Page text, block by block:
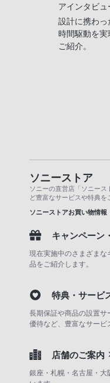
アインタビュ
設計に携わ
時間駆動を
ご紹介。
ソニーストア
ソニーの直営店「ソニース
ど豊富なサービスや特典を
ソニーストアお買い物情報
キャンペーン
現在実施中のさまざま
品をご紹介します。
特典・サービ
長期保証や商品の設置
優待など、豊富なサービ
店舗のご案内
銀座・札幌・名古屋・大